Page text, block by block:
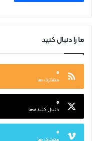
ما را دنبال کنید
۰
مشترک ها
۰
دنبال کننده‌ها
۰